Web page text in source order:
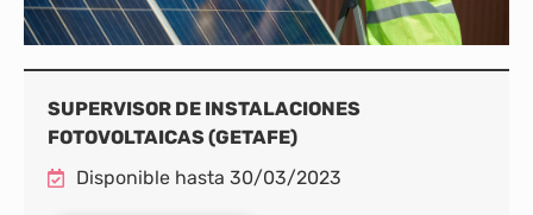
SUPERVISOR DE INSTALACIONES
FOTOVOLTAICAS (GETAFE)
Disponible hasta 30/03/2023